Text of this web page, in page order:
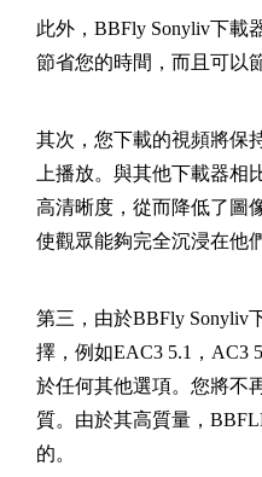
此外，BBFly Sonyliv下載
節省您的時間，而且可以
其次，您下載的視頻將保
上播放。與其他下載器
高清晰度，從而降低了圖
使觀眾能夠完全沉浸在他
第三，由於BBFly Sonyliv
擇，例如EAC3 5.1，AC3
於任何其他選項。您將不
質。由於其高質量，
的。